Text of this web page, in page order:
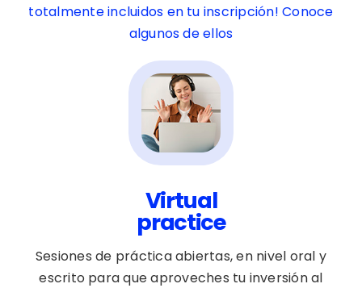
totalmente incluidos en tu inscripción! Conoce
algunos de ellos
Virtual
practice
Sesiones de práctica abiertas, en nivel oral y
escrito para que aproveches tu inversión al